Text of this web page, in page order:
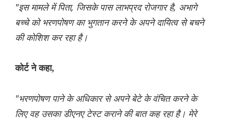
"इस मामले में पिता, जिसके पास लाभप्रद रोजगार है, अभागे
बच्चे को भरणपोषण का भुगतान करने के अपने दायित्व से बचने
की कोशिश कर रहा है।
कोर्ट ने कहा,
"भरणपोषण पाने के अधिकार से अपने बेटे के वंचित करने के
लिए वह उसका डीएनए टेस्ट कराने की बात कह रहा है। मेरे